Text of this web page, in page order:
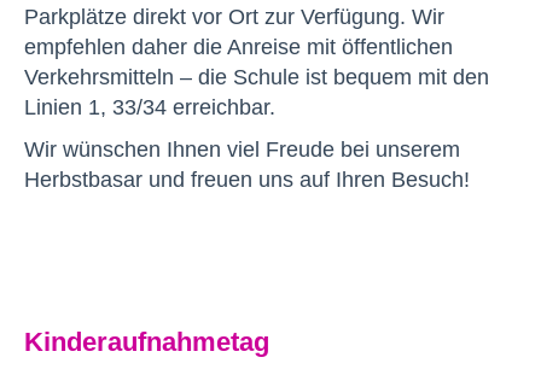
Parkplätze direkt vor Ort zur Verfügung. Wir
empfehlen daher die Anreise mit öffentlichen
Verkehrsmitteln – die Schule ist bequem mit den
Linien 1, 33/34 erreichbar.
Wir wünschen Ihnen viel Freude bei unserem
Herbstbasar und freuen uns auf Ihren Besuch!
Kinderaufnahmetag